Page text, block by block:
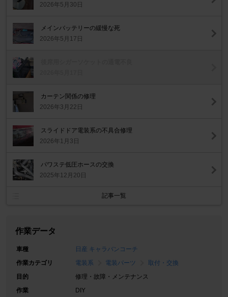
2026年5月30日
メインバッテリーの緩慢な死
2026年5月17日
カーテン関係の修理
2026年3月22日
スライドドア電装系の不具合修理
2026年1月3日
パワステ低圧ホースの交換
2025年12月20日
記事一覧
作業データ
車種
日産 キャラバンコーチ
作業カテゴリ
電装系 電装パーツ
取付・交換
目的
修理・故障・メンテナンス
作業
DIY